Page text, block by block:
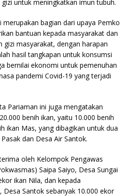
untuk meningkatkan imun tubuh.
merupakan bagian dari upaya Pemko
bantuan kepada masyarakat dan
gizi masyarakat, dengan harapan
hasil tangkapan untuk konsumsi
bernilai ekonomi untuk pemenuhan
pandemi Covid-19 yang terjadi
Pariaman ini juga mengatakan
benih ikan, yaitu 10.000 benih
ikan Mas, yang dibagikan untuk dua
dan Desa Air Santok.
oleh Kelompok Pengawas
Saipa Saiyo, Desa Sungai
ikan Nila, dan kepada
Desa Santok sebanyak 10.000 ekor